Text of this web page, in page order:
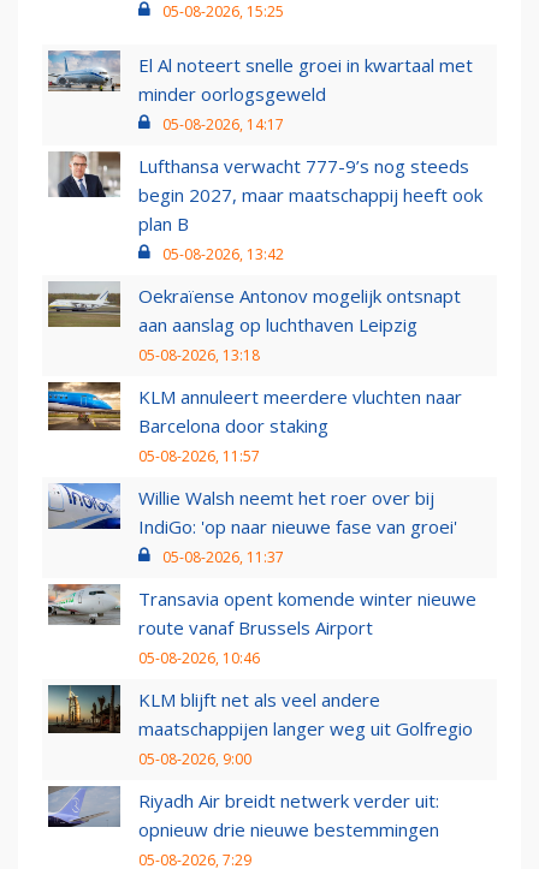
05-08-2026, 15:25
El Al noteert snelle groei in kwartaal met
minder oorlogsgeweld
05-08-2026, 14:17
Lufthansa verwacht 777-9’s nog steeds
begin 2027, maar maatschappij heeft ook
plan B
05-08-2026, 13:42
Oekraïense Antonov mogelijk ontsnapt
aan aanslag op luchthaven Leipzig
05-08-2026, 13:18
KLM annuleert meerdere vluchten naar
Barcelona door staking
05-08-2026, 11:57
Willie Walsh neemt het roer over bij
IndiGo: 'op naar nieuwe fase van groei'
05-08-2026, 11:37
Transavia opent komende winter nieuwe
route vanaf Brussels Airport
05-08-2026, 10:46
KLM blijft net als veel andere
maatschappijen langer weg uit Golfregio
05-08-2026, 9:00
Riyadh Air breidt netwerk verder uit:
opnieuw drie nieuwe bestemmingen
05-08-2026, 7:29